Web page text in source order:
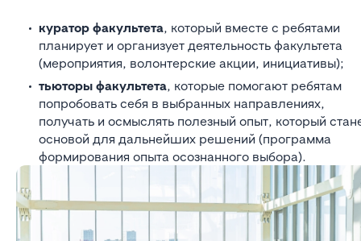
куратор факультета, который вместе с ребятами
планирует и организует деятельность факультета
(мероприятия, волонтерские акции, инициативы);
тьюторы факультета, которые помогают ребятам
попробовать себя в выбранных направлениях,
получать и осмыслять полезный опыт, который
основой для дальнейших решений (программа
формирования опыта осознанного выбора).